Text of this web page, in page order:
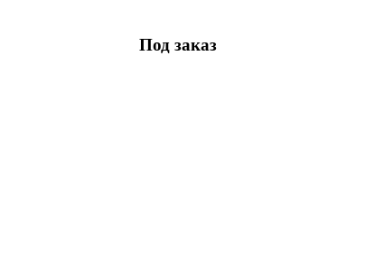
Под заказ